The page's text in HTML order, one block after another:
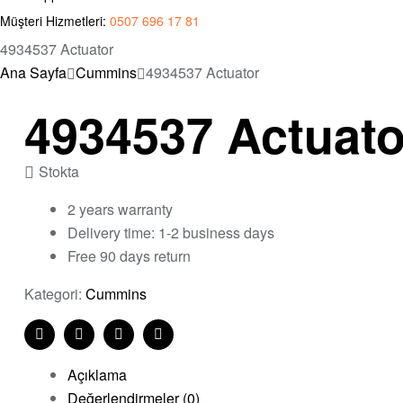
Müşteri Hizmetleri: 0507 696 17 81
4934537 Actuator
Ana Sayfa Cummins 4934537 Actuator
4934537
Stokta
2 years warranty
Delivery time: 1-2 business days
Free 90 days return
Kategori: Cummins
Share:
FacebookTwitterLinkedinPinterest
Açıklama
Değerlendirmeler (0)